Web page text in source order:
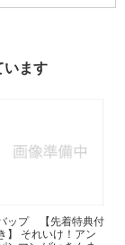
います
ップ 【先着特典付
】 それいけ！アン